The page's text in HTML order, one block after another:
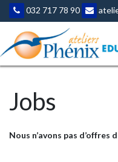
Aller
contenu
032 717 78 90
Jobs
Nous n’avons pas d’offres